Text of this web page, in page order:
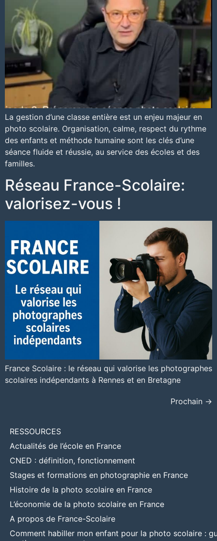
La gestion d’une classe entière est un enjeu majeur en
photo scolaire. Organisation, calme, respect du rythme
des enfants et méthode humaine sont les clés d’une
séance fluide et réussie, au service des écoles et des
familles.
Réseau France-Scolaire:
valorisez-vous !
France Scolaire : le réseau qui valorise les photographes
scolaires indépendants à Rennes et en Bretagne
Prochain →
RESSOURCES
Actualités de l’école en France
CNED : définition, fonctionnement
Stages et formations en photographie en France
Histoire de la photo scolaire en France
L’économie de la photo scolaire en France
A propos de France-Scolaire
Comment habiller mon enfant pour la photo scolaire :